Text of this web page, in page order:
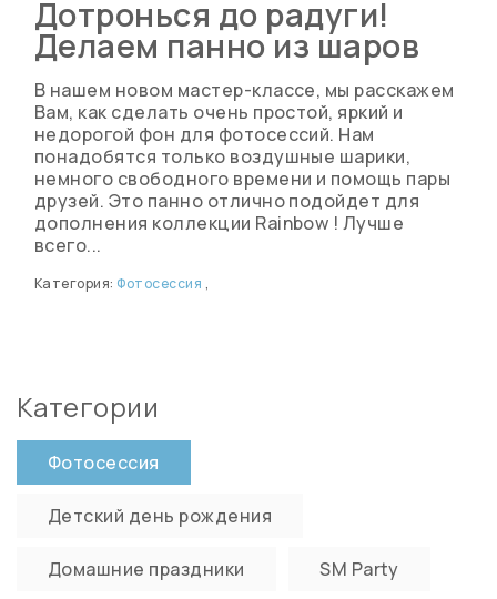
Дотронься до радуги!
Делаем панно из шаров
В нашем новом мастер-классе, мы расскажем
Вам, как сделать очень простой, яркий и
недорогой фон для фотосессий. Нам
понадобятся только воздушные шарики,
немного свободного времени и помощь пары
друзей. Это панно отлично подойдет для
дополнения коллекции Rainbow ! Лучше
всего...
Категория: Фотосессия ,
Категории
Фотосессия
Детский день рождения
Домашние праздники SM Party